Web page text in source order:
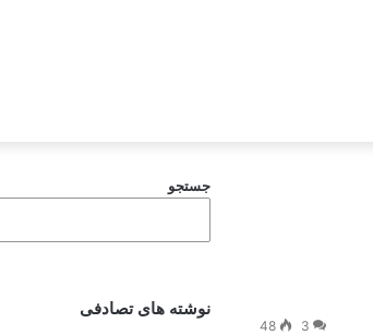
3
48
جستجو
نوشته های تصادفی